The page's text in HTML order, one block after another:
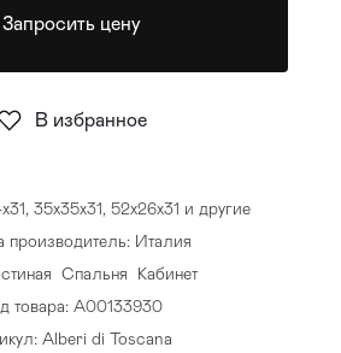
35х35х31, 52х26х31 и другие
производитель: Италия
Спальня Кабинет
товара: А00133930
Alberi di Toscana
Запросить цену
В избранное